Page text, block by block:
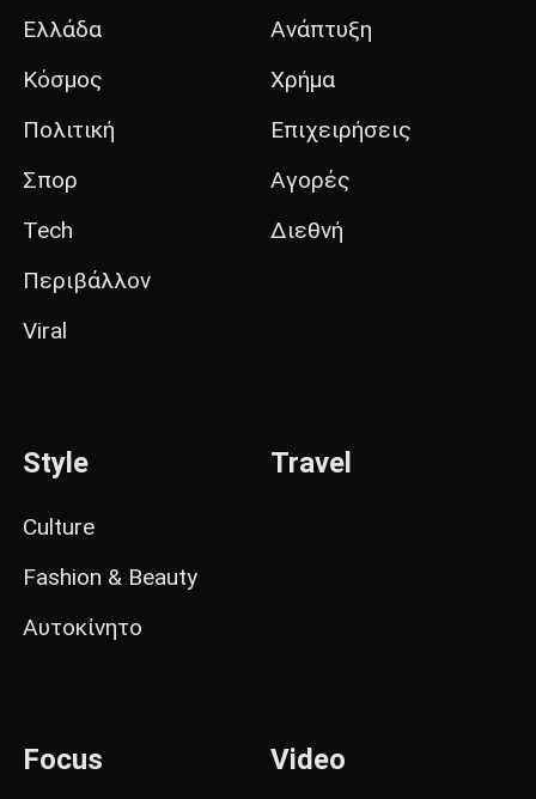
Ελλάδα
Κόσμος
Πολιτική
Σπορ
Tech
Περιβάλλον
Viral
Ανάπτυξη
Χρήμα
Επιχειρήσεις
Αγορές
Διεθνή
Style
Culture
Fashion & Beauty
Αυτοκίνητο
Travel
Focus Video